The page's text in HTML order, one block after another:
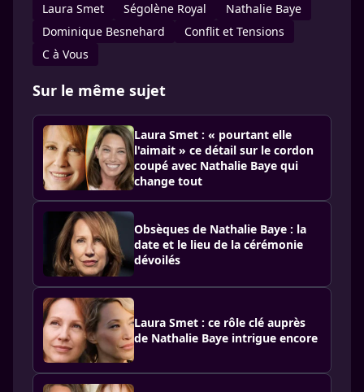
Laura Smet
Ségolène Royal
Nathalie Baye
Dominique Besnehard
Conflit et Tensions
C à Vous
Sur le même sujet
Laura Smet : « pourtant elle
l'aimait » ce détail sur le cordon
coupé avec Nathalie Baye qui
change tout
Obsèques de Nathalie Baye : la
date et le lieu de la cérémonie
dévoilés
Laura Smet : ce rôle clé auprès
de Nathalie Baye intrigue encore